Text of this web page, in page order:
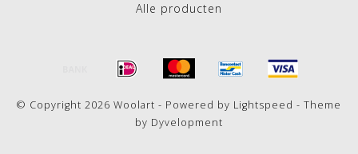
Alle producten
© Copyright 2026 Woolart - Powered by Lightspeed - Theme
by Dyvelopment